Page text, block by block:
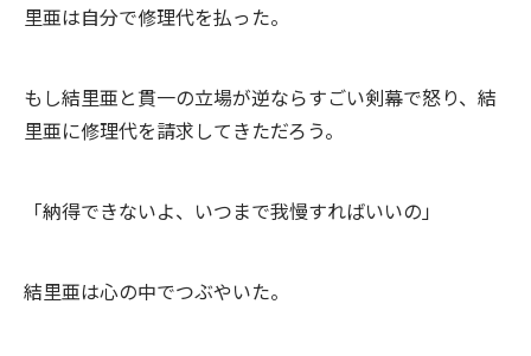
里亜は自分で修理代を払った。
もし結里亜と貫一の立場が逆ならすごい剣幕で怒り、結
里亜に修理代を請求してきただろう。
「納得できないよ、いつまで我慢すればいいの」
結里亜は心の中でつぶやいた。